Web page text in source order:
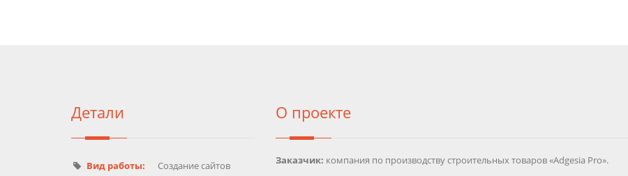
Детали
Вид работы: Создание сайтов
О проекте
Заказчик: компания по производству строительных товаров «Adgesia Pro».